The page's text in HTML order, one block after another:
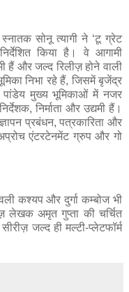
सोनू त्यागी ने ‘टू ग्रेट
किया है। वे आगामी
हैं और जल्द रिलीज़ होने वाली
निभा रहे हैं, जिसमें बृजेंद्र
पांडेय मुख्य भूमिकाओं में नजर
निर्माता और उद्यमी हैं।
प्रबंधन, पत्रकारिता और
अप्रोच एंटरटेनमेंट ग्रुप और गो
कश्यप और दुर्गा कम्बोज भी
लेखक अमृत गुप्ता की चर्चित
जल्द ही मल्टी-प्लेटफॉर्म